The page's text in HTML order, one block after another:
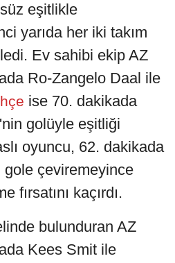
eşitlikle
yarıda her iki takım
Ev sahibi ekip AZ
Ro-Zangelo Daal ile
ise 70. dakikada
golüyle eşitliği
oyuncu, 62. dakikada
gole çeviremeyince
fırsatını kaçırdı.
bulunduran AZ
Kees Smit ile